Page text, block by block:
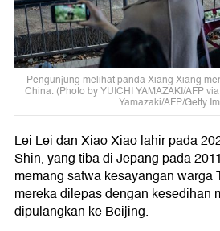
Pengunjung melihat panda Xiang Xiang
China. (Photo by YUICHI YAMAZAKI/AFP
Yamazaki/AFP/Getty
Lei Lei dan Xiao Xiao lahir pada
Shin, yang tiba di Jepang pada
memang satwa kesayangan warga
mereka dilepas dengan kesedihan
dipulangkan ke Beijing.